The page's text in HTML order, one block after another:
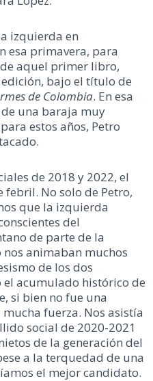
izquierda en
esa primavera, para
aquel primer libro,
bajo el título de
de Colombia. En esa
una baraja muy
estos años, Petro
de 2018 y 2022, el
No solo de Petro,
que la izquierda
del
de parte de la
animaban muchos
de los dos
el acumulado histórico de
si bien no fue una
fuerza. Nos asistía
social de 2020-2021
de la generación del
a la terquedad de una
el mejor candidato.